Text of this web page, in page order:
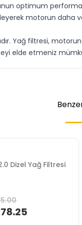
optimum
motorun daha
Yağ filtresi,
elde etmeniz
Dizel Yağ Filtresi